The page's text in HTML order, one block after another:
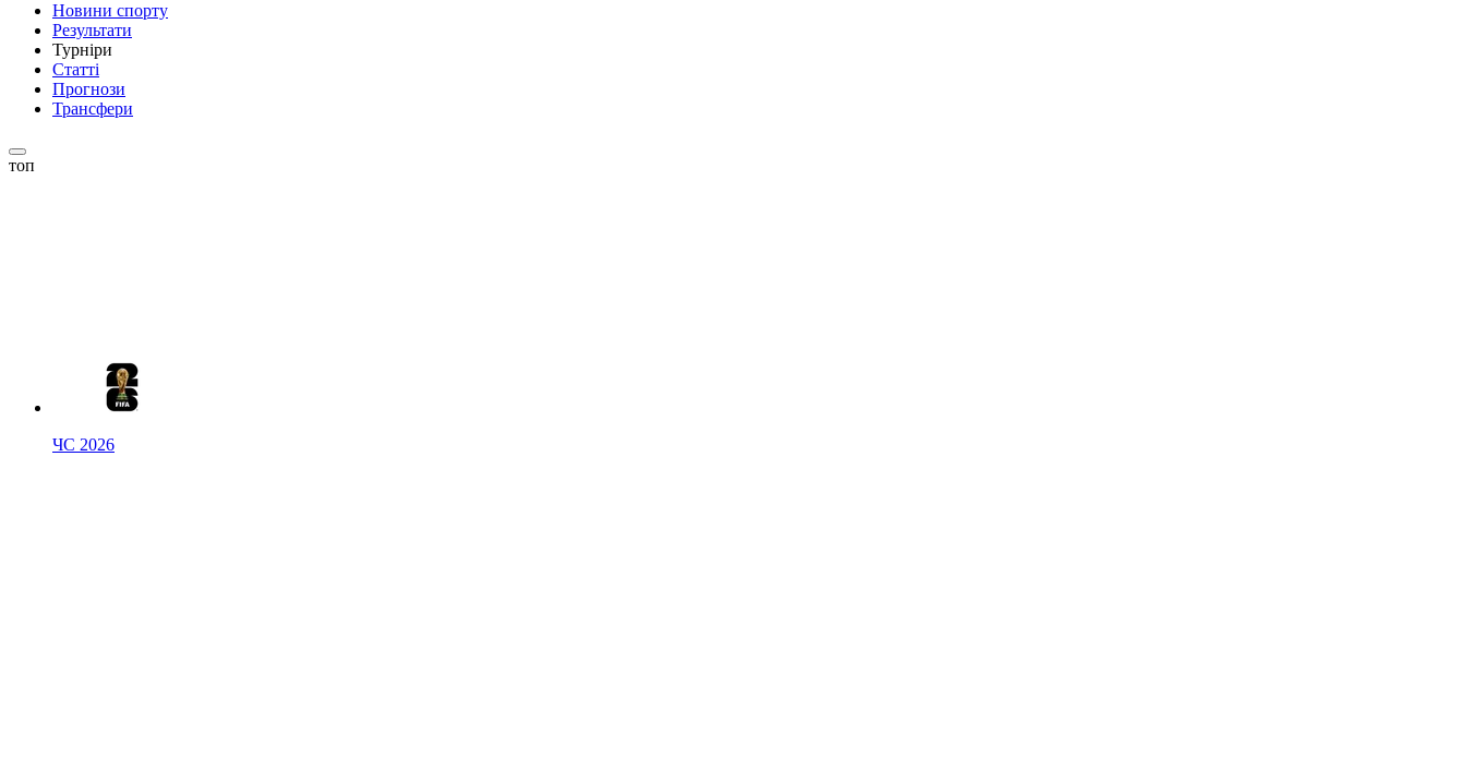
Новини спорту
Результати
Турніри
Статті
Прогнози
Трансфери
топ
ЧС 2026